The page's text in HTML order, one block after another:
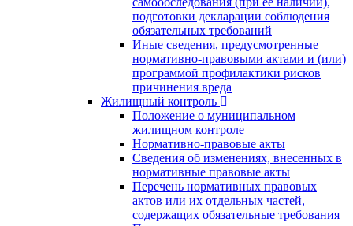
подготовки декларации соблюдения
обязательных требований
Иные сведения, предусмотренные
нормативно-правовыми актами и (или)
программой профилактики рисков
причинения вреда
Жилищный контроль
Положение о муниципальном
жилищном контроле
Нормативно-правовые акты
Сведения об изменениях, внесенных в
нормативные правовые акты
Перечень нормативных правовых
актов или их отдельных частей,
содержащих обязательные требования